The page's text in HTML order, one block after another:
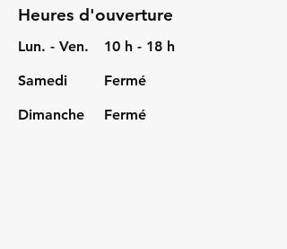
Heures d'ouverture
Lun. - Ven.
10 h - 18 h
Samedi
Fermé
Dimanche
Fermé